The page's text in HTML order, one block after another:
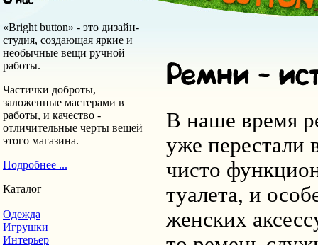
«Bright button» - это дизайн-
студия, создающая яркие и
необычные вещи ручной
работы.
Частички доброты,
заложенные мастерами в
работы, и качество -
отличительные черты вещей
этого магазина.
Подробнее ...
Каталог
Одежда
Игрушки
Интерьер
В наше время
уже перестали
чисто
туалета, и
женских